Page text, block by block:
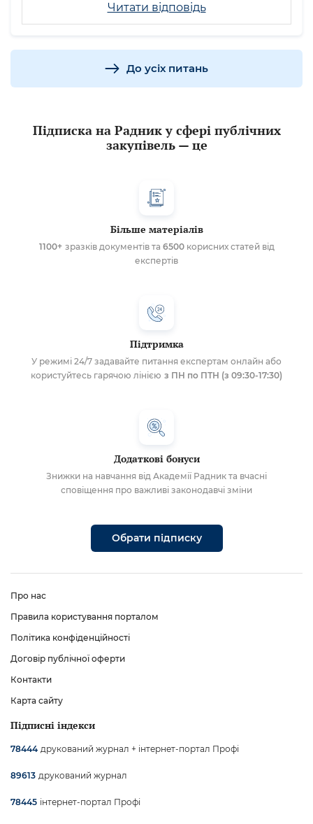
Читати відповідь
До усіх питань
Підписка на Радник у сфері публічних
закупівель — це
Більше матеріалів
1100+ зразків документів та 6500корисних статей від
експертів
Підтримка
У режимі 24/7 задавайте питання експертам онлайн або
користуйтесь гарячою лінією з ПН по ПТН (з 09:30-17:30)
Додаткові бонуси
Знижки на навчання від Академії Радник та вчасні
сповіщення про важливі законодавчі зміни
Обрати підписку
Про нас
Правила користування порталом
Політика конфіденційності
Договір публічної оферти
Контакти
Карта сайту
Підписні індекси
78444 друкований журнал + інтернет-портал Профі
89613 друкований журнал
78445 інтернет-портал Профі